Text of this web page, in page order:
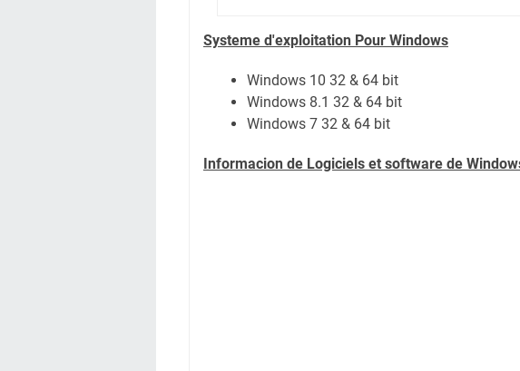
Systeme d'exploitation Pour Windows
Windows 10 32 & 64 bit
Windows 8.1 32 & 64 bit
Windows 7 32 & 64 bit
Informacion de Logiciels et software de